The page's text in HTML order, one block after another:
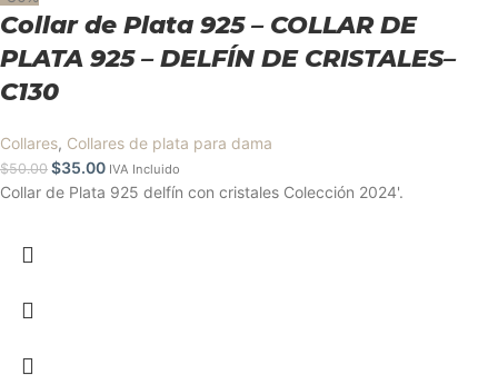
Collar de Plata 925 – COLLAR DE
PLATA 925 – DELFÍN DE CRISTALES–
C130
Collares, Collares de plata para dama
$50.00 $35.00 IVA Incluido
Collar de Plata 925 delfín con cristales Colección 2024'.